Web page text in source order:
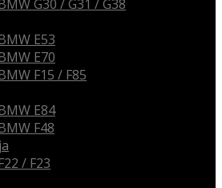
G30 / G31 / G38
E53
E70
F15 / F85
E84
F48
/ F23